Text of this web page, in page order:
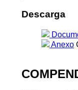
Descarga
Anexo